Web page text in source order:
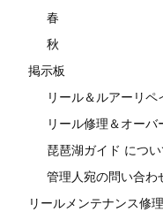
春
秋
掲示板
リール＆ルアーリペ
リール修理＆オー
琵琶湖ガイド につ
管理人宛の問い合わ
リールメンテナンス修